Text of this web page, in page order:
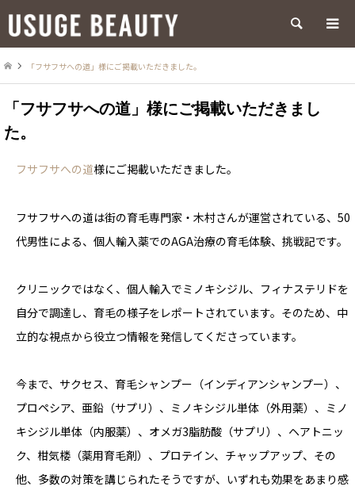
検索
「フサフサへの道」様にご掲載いただきました。
「フサフサへの道」様にご掲載いただきまし
た。
フサフサへの道様にご掲載いただきました。
フサフサへの道は街の育毛専門家・木村さんが運営されている、50
代男性による、個人輸入薬でのAGA治療の育毛体験、挑戦記です。
クリニックではなく、個人輸入でミノキシジル、フィナステリドを
自分で調達し、育毛の様子をレポートされています。そのため、中
立的な視点から役立つ情報を発信してくださっています。
今まで、サクセス、育毛シャンプー（インディアンシャンプー）、
プロペシア、亜鉛（サプリ）、ミノキシジル単体（外用薬）、ミノ
キシジル単体（内服薬）、オメガ3脂肪酸（サプリ）、ヘアトニッ
ク、柑気楼（薬用育毛剤）、プロテイン、チャップアップ、その
他、多数の対策を講じられたそうですが、いずれも効果をあまり感